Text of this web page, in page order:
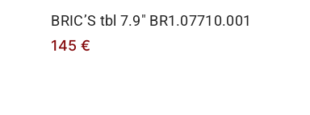
BRIC’S tbl 7.9″ BR1.07710.001
145€